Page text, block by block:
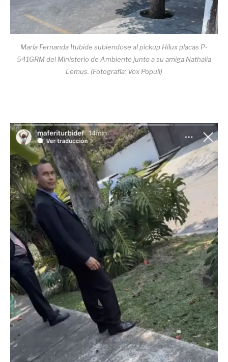
María Fernanda Itubide subiendose al pickup Hilux placas P-
541GRM del Ministerio de Ambiente junto a su amiga Nathalia
Lemus. (Fotografía: Vox Populi)